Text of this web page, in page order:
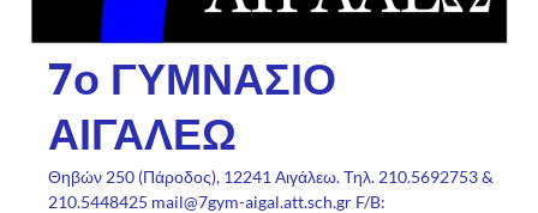
7ο ΓΥΜΝΑΣΙΟ
ΑΙΓΑΛΕΩ
Θηβών 250 (Πάροδος), 12241 Αιγάλεω. Τηλ. 210.5692753 &
210.5448425 mail@7gym-aigal.att.sch.gr F/B: